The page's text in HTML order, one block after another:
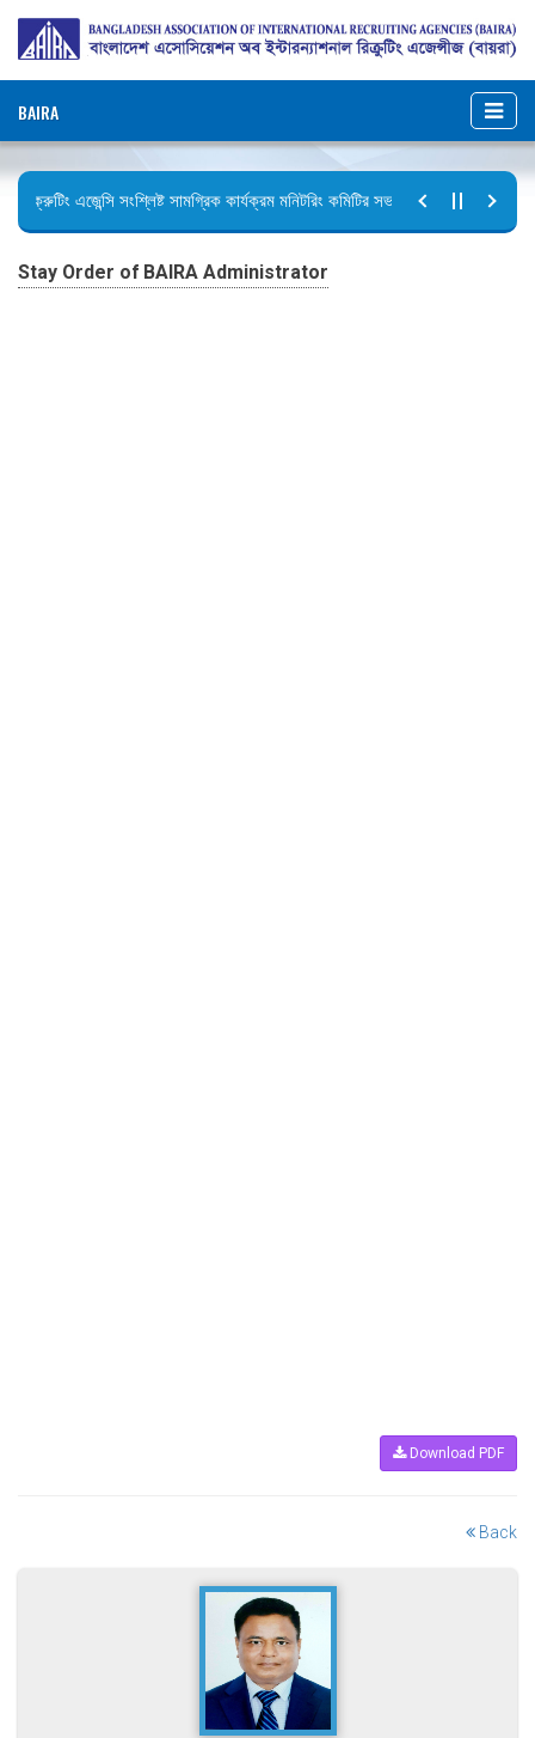
BAIRA
রিক্রুটিং এজেন্সি সংশ্লিষ্ট সামগ্রিক কার্যক্রম মনিটরিং কমিটির সভার কার্যবিবরণী প্রেরণ।
Stay Order of BAIRA Administrator
Download PDF
Back